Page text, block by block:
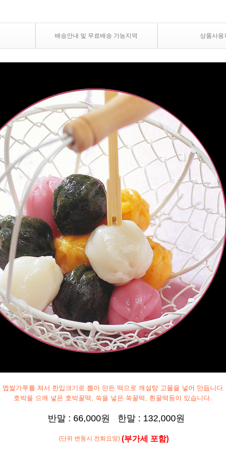
배송안내 및 무료배송 가능지역 상품사용
멥쌀가루를 쳐서 한입크기로 뽑아 만든 떡으로 깨설탕 고물을 넣어 만듭니다.
호박을 으깨 넣은 호박꿀떡, 쑥을 넣은 쑥꿀떡, 흰꿀떡등이 있습니다.
반말 : 66,000원 한말 : 132,000원
(단위 변동시 전화요망) (부가세 포함)